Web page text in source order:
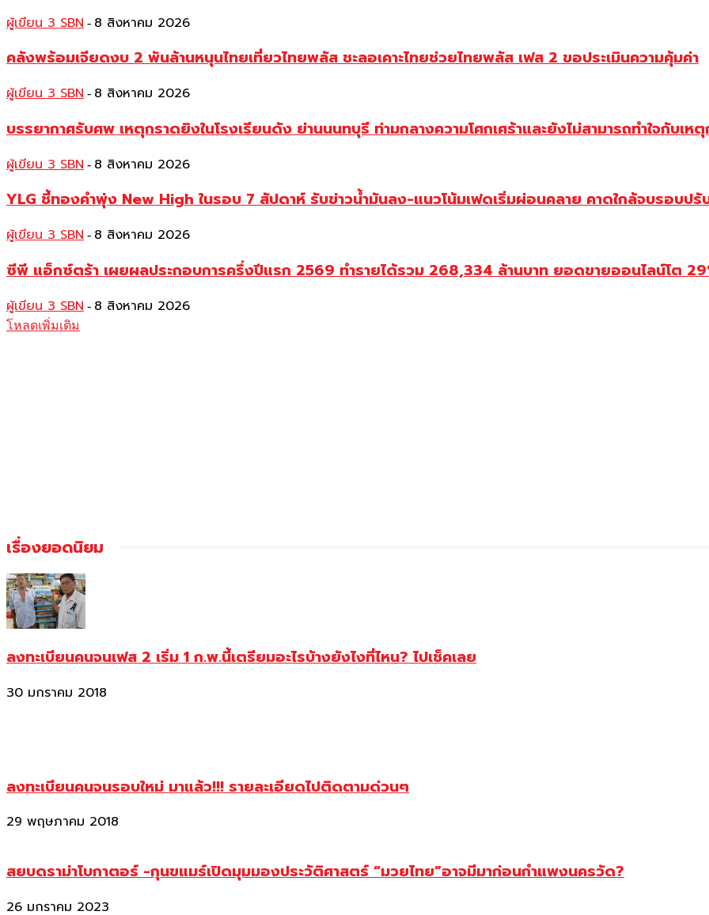
ผู้เขียน 3 SBN - 8 สิงหาคม 2026
คลังพร้อมเจียดงบ 2 พันล้านหนุนไทยเที่ยวไทยพลัส ชะลอเคาะไทยช่วยไทยพลัส เฟส 2 ขอประเมินความคุ้มค่า
ผู้เขียน 3 SBN - 8 สิงหาคม 2026
บรรยากาศรับศพ เหตุกราดยิงในโรงเรียนดัง ย่านนนทบุรี ท่ามกลางความโศกเศร้าและยังไม่สามารถทำใจกับเห
ผู้เขียน 3 SBN - 8 สิงหาคม 2026
YLG ชี้ทองคำพุ่ง New High ในรอบ 7 สัปดาห์ รับข่าวน้ำมันลง-แนวโน้มเฟดเริ่มผ่อนคลาย คาดใกล้จบรอบปรั
ผู้เขียน 3 SBN - 8 สิงหาคม 2026
ซีพี แอ็กซ์ตร้า เผยผลประกอบการครึ่งปีแรก 2569 ทำรายได้รวม 268,334 ล้านบาท ยอดขายออนไลน์โต
ผู้เขียน 3 SBN - 8 สิงหาคม 2026
โหลดเพิ่มเติม
เรื่องยอดนิยม
ลงทะเบียนคนจนเฟส 2 เริ่ม 1 ก.พ.นี้เตรียมอะไรบ้างยังไงที่ไหน? ไปเช็คเลย
30 มกราคม 2018
ลงทะเบียนคนจนรอบใหม่ มาแล้ว!!! รายละเอียดไปติดตามด่วนๆ
29 พฤษภาคม 2018
สยบดราม่าโบกาตอร์ -กุนขแมร์เปิดมุมมองประวัติศาสตร์ “มวยไทย”อาจมีมาก่อนกำแพงนครวัด?
26 มกราคม 2023